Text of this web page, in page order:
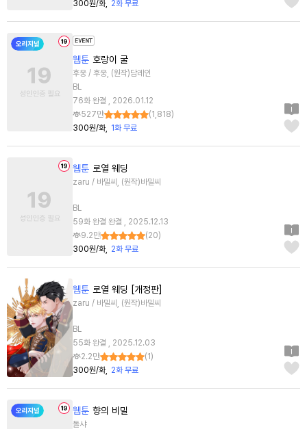
300원/화
2화 무료
웹툰 호랑이 굴
후웅 / 후웅, (원작)담레인
BL
76화 완결 , 2026.01.12
527만
(1,818)
300원/화
1화 무료
웹툰 로열 웨딩
zaru / 바밀씨, (원작)바밀씨
BL
59화 완결 완결 , 2025.12.13
9.2만
(20)
300원/화
2화 무료
웹툰 로열 웨딩 [개정판]
zaru / 바밀씨, (원작)바밀씨
BL
55화 완결 , 2025.12.03
2.2만
(1 )
300원/화
2화 무료
웹툰 향의 비밀
돌샤